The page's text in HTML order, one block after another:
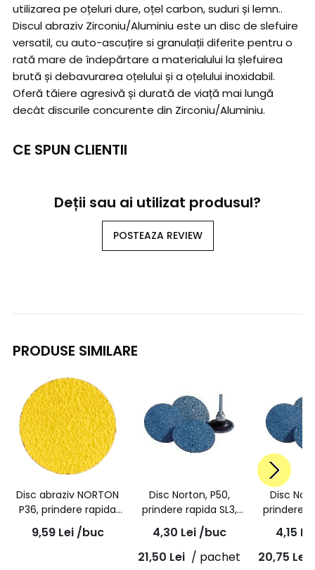
utilizarea pe oțeluri dure, oțel carbon, suduri și lemn..
Discul abraziv Zirconiu/Aluminiu este un disc de slefuire
versatil, cu auto-ascuțire si granulații diferite pentru o
rată mare de îndepărtare a materialului la șlefuirea
brută și debavurarea oțelului și a oțelului inoxidabil.
Oferă tăiere agresivă și durată de viață mai lungă
decât discurile concurente din Zirconiu/Aluminiu.
CE SPUN CLIENTII
Deții sau ai utilizat produsul?
POSTEAZA REVIEW
PRODUSE SIMILARE
Disc abraziv NORTON
P36, prindere rapida
SL3, RazorStar R990S,
50mm
9,59 Lei /buc
Disc Norton, P50,
prindere rapida SL3,
50mm, R884P
4,30 Lei /buc
21,50 Lei / pachet
Disc
prindere
4,15 Lei
20,75 Lei